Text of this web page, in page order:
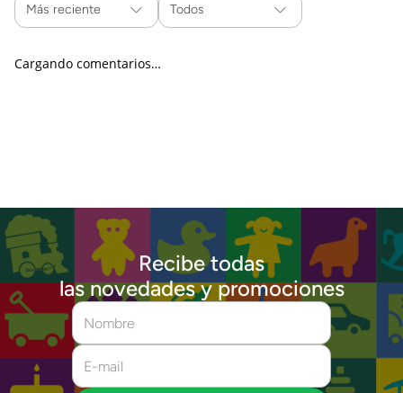
Más reciente Todos
Cargando comentarios…
Recibe todas
las novedades y promociones